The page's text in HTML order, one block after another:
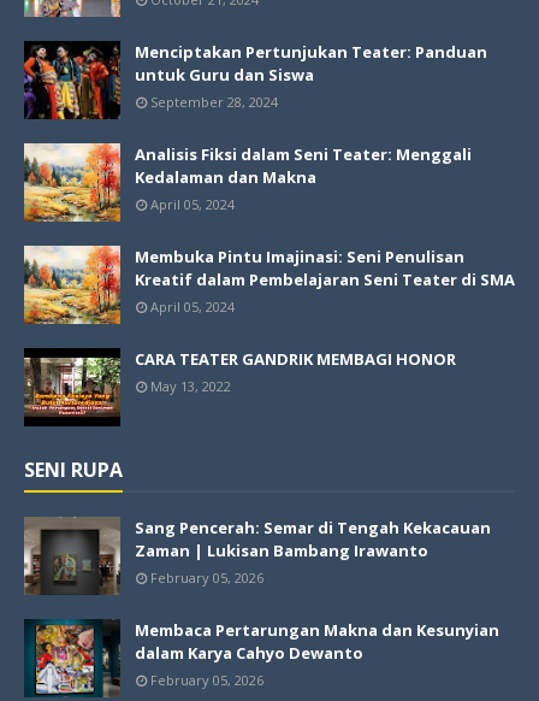
Menciptakan Pertunjukan Teater: Panduan
untuk Guru dan Siswa
September 28, 2024
Analisis Fiksi dalam Seni Teater: Menggali
Kedalaman dan Makna
April 05, 2024
Membuka Pintu Imajinasi: Seni Penulisan
Kreatif dalam Pembelajaran Seni Teater di SMA
April 05, 2024
CARA TEATER GANDRIK MEMBAGI HONOR
May 13, 2022
SENI RUPA
Sang Pencerah: Semar di Tengah Kekacauan
Zaman | Lukisan Bambang Irawanto
February 05, 2026
Membaca Pertarungan Makna dan Kesunyian
dalam Karya Cahyo Dewanto
February 05, 2026